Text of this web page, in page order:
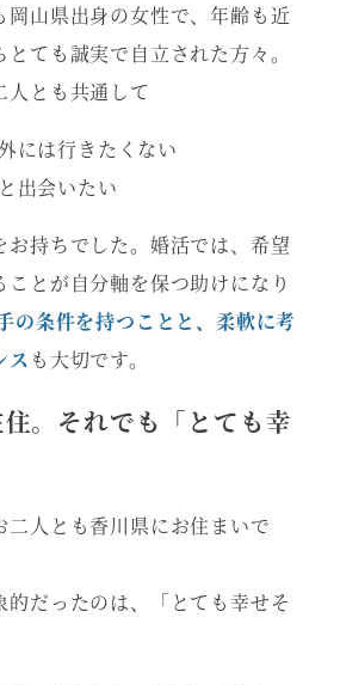
岡山県出身の女性で、年齢も近
ても誠実で自立された方々。
人とも共通して
には行きたくない
出会いたい
お持ちでした。婚活では、希望
とが自分軸を保つ助けになり
の条件を持つことと、柔軟に考
ス も大切です。
。それでも「とても幸
二人とも香川県にお住まいで
的だったのは、「とても幸せそ